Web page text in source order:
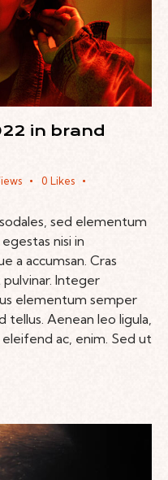
in brand
0 Likes
sed elementum
nisi in
a accumsan. Cras
Integer
elementum semper
tellus. Aenean leo ligula,
ac, enim. Sed ut